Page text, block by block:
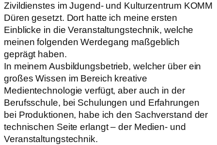
Zivildienstes im Jugend- und Kulturzentrum KOMM
Düren gesetzt. Dort hatte ich meine ersten
Einblicke in die Veranstaltungstechnik, welche
meinen folgenden Werdegang maßgeblich
geprägt haben.
In meinem Ausbildungsbetrieb, welcher über ein
großes Wissen im Bereich kreative
Medientechnologie verfügt, aber auch in der
Berufsschule, bei Schulungen und Erfahrungen
bei Produktionen, habe ich den Sachverstand der
technischen Seite erlangt – der Medien- und
Veranstaltungstechnik.